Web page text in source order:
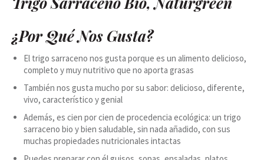
¿Por Qué Nos Gusta?
El trigo sarraceno nos gusta porque es un alimento delicioso,
completo y muy nutritivo que no aporta grasas
También nos gusta mucho por su sabor: delicioso, diferente,
vivo, característico y genial
Además, es cien por cien de procedencia ecológica: un trigo
sarraceno bio y bien saludable, sin nada añadido, con sus
muchas propiedades nutricionales intactas